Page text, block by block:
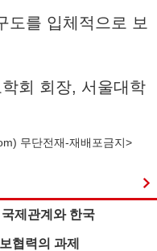
도를 입체적으로 보
회 회장, 서울대학
) 무단전재-재배포금지>
제관계와 한국
협력의 과제